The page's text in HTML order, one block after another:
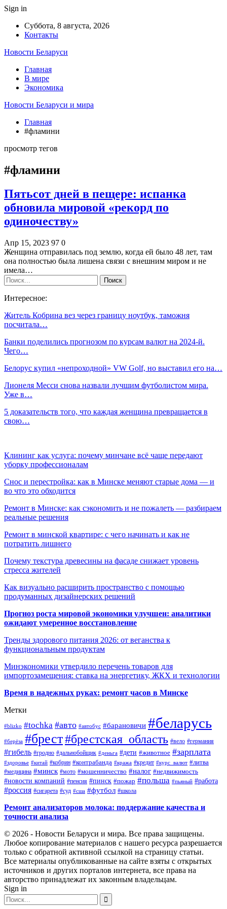
Sign in
Суббота, 8 августа, 2026
Контакты
Новости Беларуси
Главная
В мире
Экономика
Новости Беларуси и мира
Главная
#фламини
просмотр тегов
#фламини
Пятьсот дней в пещере: испанка
обновила мировой «рекорд по
одиночеству»
Апр 15, 2023 97 0
Женщина отправилась под землю, когда ей было 48 лет, там
она полностью была лишена связи с внешним миром и не
имела…
Интересное:
Житель Кобрина вез через границу ноутбук, таможня
посчитала…
Банки поделились прогнозом по курсам валют на 2024-й.
Чего…
Белорус купил «непроходной» VW Golf, но выставил его на…
Лионеля Месси снова назвали лучшим футболистом мира.
Уже в…
5 доказательств того, что каждая женщина превращается в
свою…
Клининг как услуга: почему минчане всё чаще передают
уборку профессионалам
Снос и перестройка: как в Минске меняют старые дома — и
во что это обходится
Ремонт в Минске: как сэкономить и не пожалеть — разбираем
реальные решения
Ремонт в минской квартире: с чего начинать и как не
потратить лишнего
Почему текстура древесины на фасаде снижает уровень
стресса жителей
Как визуально расширить пространство с помощью
продуманных дизайнерских решений
Прогноз роста мировой экономики улучшен: аналитики
ожидают умеренное восстановление
Тренды здорового питания 2026: от веганства к
функциональным продуктам
Минэкономики утвердило перечень товаров для
импортозамещения: ставка на энергетику, ЖКХ и технологии
Время в надежных руках: ремонт часов в Минске
Метки
#blizko #tochka #авто #автобус #барановичи #беларусь
#берёза #брест#брестская_область #вело #германия
#гибель #гродно #дальнобойщик #деньга #дети #животное #зарплата
#здоровье #китай #кобрин #контрабанда #кража #кредит #курс_валют #литва
#медицина #минск #мото #мошенничество #налог #недвижимость
#новости компаний #пенсия #пинск #пожар #польша #пьяный #работа
#россия #сигарета #суд #сша #футбол #школа
Ремонт анализаторов молока: поддержание качества и
точности анализа
© 2026 - Новости Беларуси и мира. Все права защищены.
Любое копирование материалов с нашего ресурса разрешается
только с обратной активной ссылкой на страницу статьи.
Все материалы опубликованные на сайте взяты с открытых
источников и других порталов интернета, все права на
авторство принадлежат их законным владельцам.
Sign in